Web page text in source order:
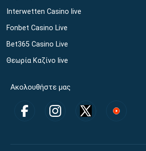
Interwetten Casino live
Fonbet Casino Live
Bet365 Casino Live
Θεωρία Καζίνο live
Ακολουθήστε μας